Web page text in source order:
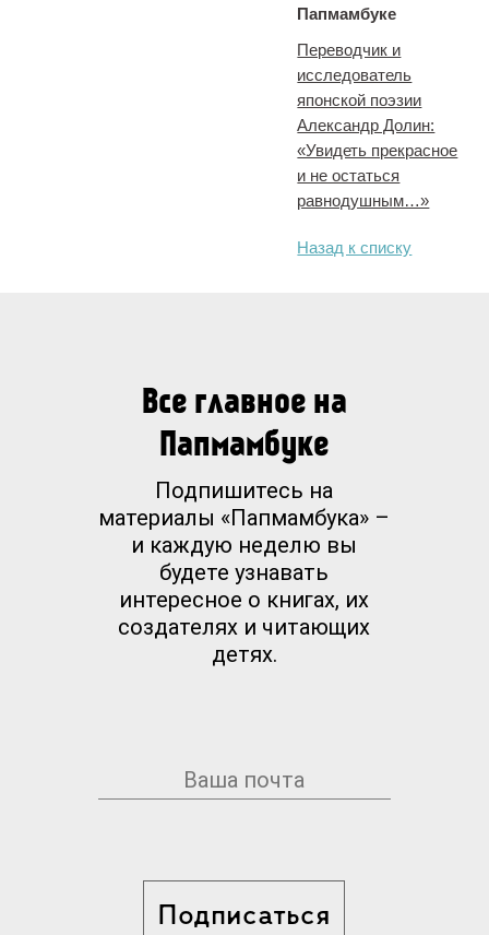
Папмамбуке
Переводчик и
исследователь
японской поэзии
Александр Долин:
«Увидеть прекрасное
и не остаться
равнодушным…»
Назад к списку
Все главное на
Папмамбуке
Подпишитесь на
материалы «Папмамбука» –
и каждую неделю вы
будете узнавать
интересное о книгах, их
создателях и читающих
детях.
Подписаться